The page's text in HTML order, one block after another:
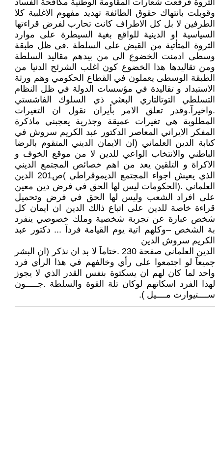
الثروة فرفعت شعارات المقاومة الوطنية مكافحة الفساد
وقوبلت بانتهاك حقوق الطائفة تهديد مفهوم الاغلبية كلا
الطرفين لا بل كل الاطراف كانت تحارب لفرض قراءتها
السياسية او الدينية للواقع بغية السيطرة على موارد
الثروة المتأتية من القبض على السلطة .في ظل طبقة
وسطى ادمنت الخضوع الى من بيدهم مقاليد السلطة
ومن تقاليدها هذا الخضوع كون اغلب الشرئح الدنيا من
الطبقة الوسطى يعملون في القطاع الحكومي وهم ورثة
الاستبداد و تقاليدة في مؤسسات الدولة في ظل النظام
التسلطي التوتالتاري البعثي ذي السلوك الفاشستي
.واخيرآ.وقدر تعلق الامر بأيران نقول ان التغيرات
المطلوبة هي تغيرات عميقة وجذرية يعجبني ماذكرة
المفكر الايراني المعاصر الدكتور عبد الكريم سروش في
كتابة الدين العلماني (ان الايمان الديني المتقوم بالرضا
الباطني والانتخاب الواعي للدين لا من موقع الخوف و
الاكراة و التلقين يعد من اهم خصائص المجتمع الديني
الذي يعيش اجواء المجتمع الديموقراطي )ص201 الدين
العلماني .(الحكومات ليس لها الحق في فرض دين معين
على افراد الشعب وليس لها الحق في فرض وتحميل
قراءة خاصة للدين على اتباع ذالك الدين ان ايمان كل
شخص عبارة عن تجربة شخصية وملك خصوصي ينفرد
بة الشخص –وكلهم اتية يوم القيامة فردآ ... دكتور عبد
الكريم سروش الدين
الدين العلماني صفحة 230 .ختامآ لا بد ان نذكر (ان البشر
جميعآ لو اجتمعوا على رأي وخالفهم في هذا الرأي فرد
واحد لما كان لهم ان يسكتوة بنفس القدر الذي لا يجوز
لهذا الفرد اسكاتهم لوكان تلة القوة والسلطة .جـــــون
ســــتيوارت مــــيل ).